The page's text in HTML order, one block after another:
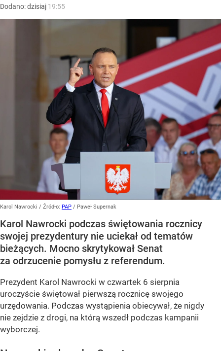
Dodano:dzisiaj 19:55
Karol Nawrocki / Źródło: PAP / Paweł Supernak
Karol Nawrocki podczas świętowania rocznicy
swojej prezydentury nie uciekał od tematów
bieżących. Mocno skrytykował Senat
za odrzucenie pomysłu z referendum.
Prezydent Karol Nawrocki w czwartek 6 sierpnia
uroczyście świętował pierwszą rocznicę swojego
urzędowania. Podczas wystąpienia obiecywał, że nigdy
nie zejdzie z drogi, na którą wszedł podczas kampanii
wyborczej.